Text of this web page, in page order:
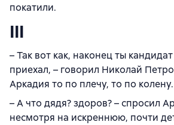
покатили.
III
– Так вот как, наконец ты
приехал, – говорил Николай
Аркадия то по плечу, то по
– А что дядя? здоров? – спросил
несмотря на искреннюю, почти